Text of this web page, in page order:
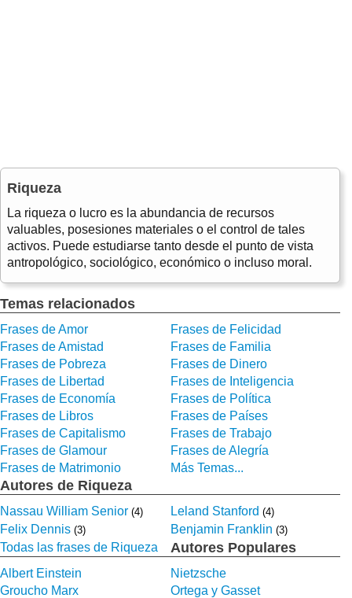
Riqueza
La riqueza o lucro es la abundancia de recursos
valuables, posesiones materiales o el control de tales
activos. Puede estudiarse tanto desde el punto de vista
antropológico, sociológico, económico o incluso moral.
Temas relacionados
Frases de Amor
Frases de Felicidad
Frases de Amistad
Frases de Familia
Frases de Pobreza
Frases de Dinero
Frases de Libertad
Frases de Inteligencia
Frases de Economía
Frases de Política
Frases de Libros
Frases de Países
Frases de Capitalismo
Frases de Trabajo
Frases de Glamour
Frases de Alegría
Frases de Matrimonio
Más Temas...
Autores de Riqueza
Nassau William Senior (4) Leland Stanford (4)
Felix Dennis (3) Benjamin Franklin (3)
Todas las frases de Riqueza Autores Populares
Albert Einstein
Nietzsche
Groucho Marx
Ortega y Gasset